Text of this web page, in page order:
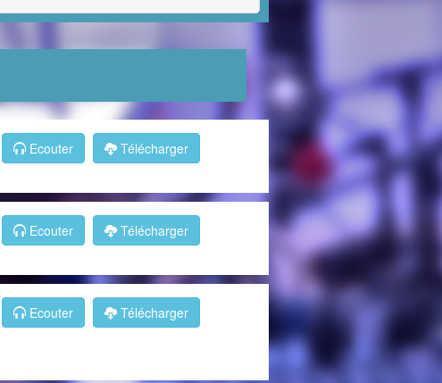
Ecouter Télécharger
Ecouter Télécharger
Ecouter Télécharger